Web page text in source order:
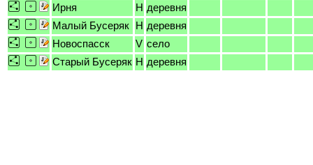
Ирня H деревня
Малый Бусеряк H деревня
Новоспасск
V село
Старый Бусеряк H деревня